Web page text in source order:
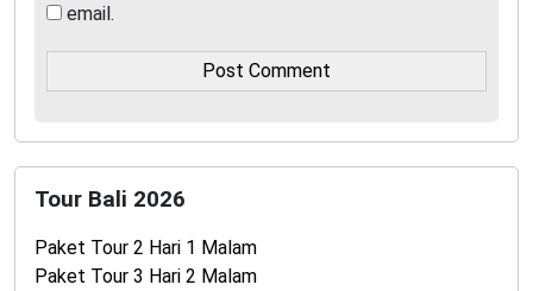
email.
Tour Bali 2026
Paket Tour 2 Hari 1 Malam
Paket Tour 3 Hari 2 Malam